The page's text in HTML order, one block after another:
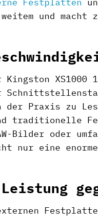
Festplatten
und macht
Kingston
Praxis zu
traditionelle
Bilder oder
nur eine